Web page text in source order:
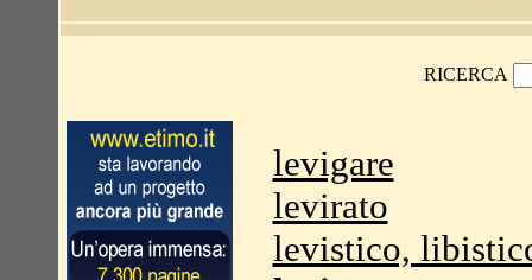
RICERCA
levigare
levirato
levistico,